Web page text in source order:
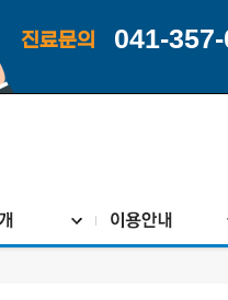
진료문의 041-